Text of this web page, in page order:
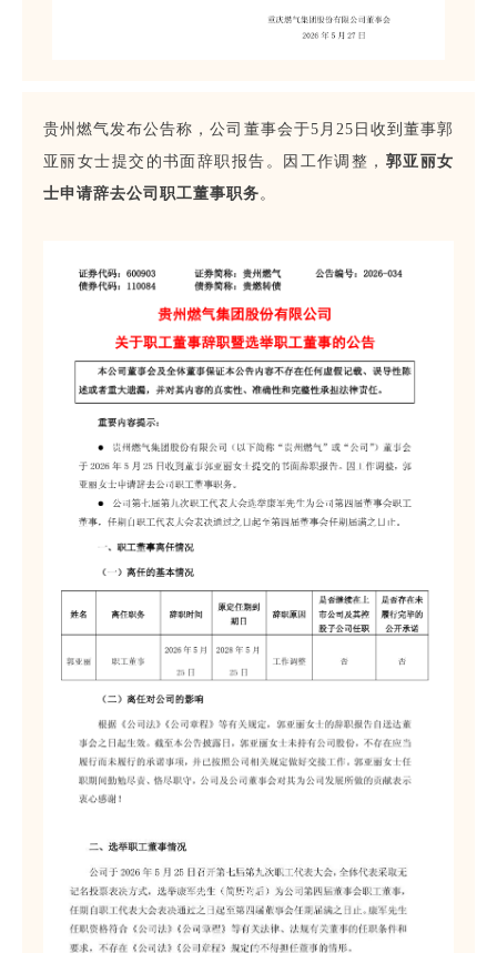
贵州燃气发布公告称，公司董事会于5月25日收到董事郭
亚丽女士提交的书面辞职报告。因工作调整， 郭亚丽女
士申请辞去公司职工董事职务。